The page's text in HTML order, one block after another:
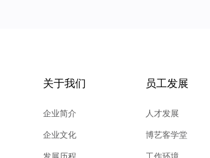
关于我们
企业简介
企业文化
员工发展
人才发展
博艺客学堂